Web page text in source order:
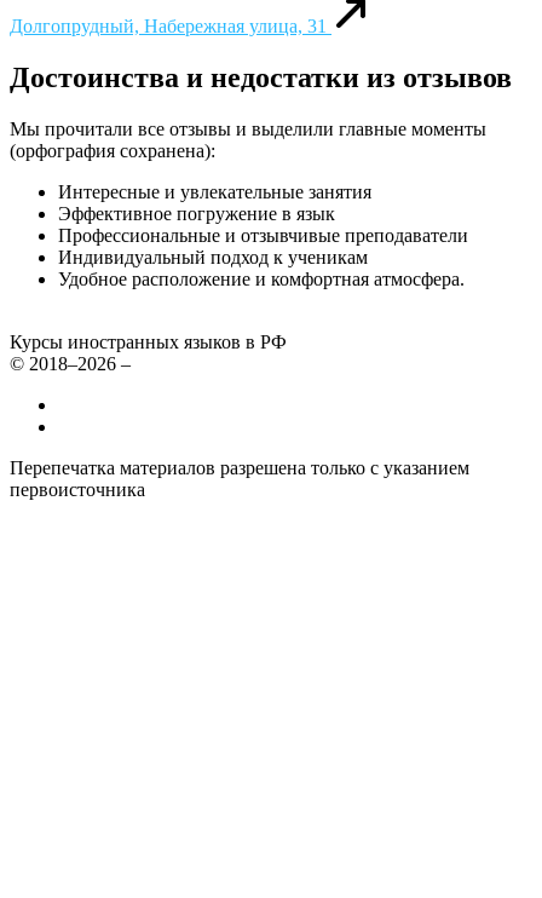
Долгопрудный, Набережная улица, 31
Достоинства и недостатки из отзывов
Мы прочитали все отзывы и выделили главные моменты
(орфография сохранена):
Интересные и увлекательные занятия
Эффективное погружение в язык
Профессиональные и отзывчивые преподаватели
Индивидуальный подход к ученикам
Удобное расположение и комфортная атмосфера.
Курсы иностранных языков в РФ
© 2018–2026 –
Перепечатка материалов разрешена только с указанием
первоисточника